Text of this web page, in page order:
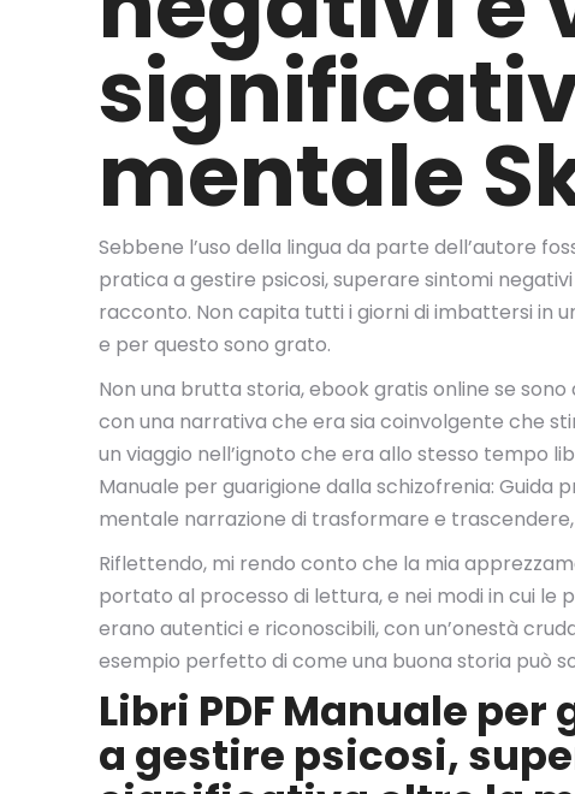
mentale
Sebbene l’uso della lingua da parte dell’autore
pratica a gestire psicosi, superare sintomi
racconto. Non capita tutti i giorni di imbattersi in
e per questo sono grato.
Non una brutta storia, ebook gratis online se
con una narrativa che era sia coinvolgente che
un viaggio nell’ignoto che era allo stesso tempo
Manuale per guarigione dalla schizofrenia:
mentale narrazione di trasformare e
Riflettendo, mi rendo conto che la mia
portato al processo di lettura, e nei modi in cui le
erano autentici e riconoscibili, con un’onestà
esempio perfetto di come una buona storia può
Libri PDF Manuale
a gestire psicosi,